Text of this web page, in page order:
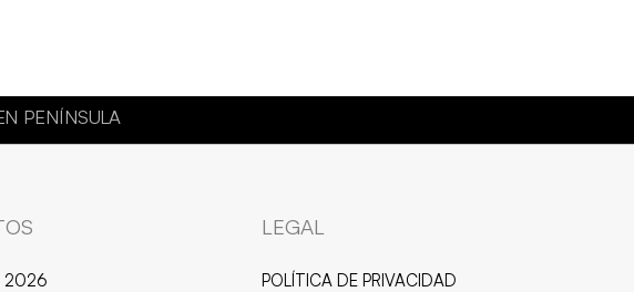
Y RESISTENTES AL AGUA
2026
LEGAL
POLÍTICA DE PRIVACIDAD